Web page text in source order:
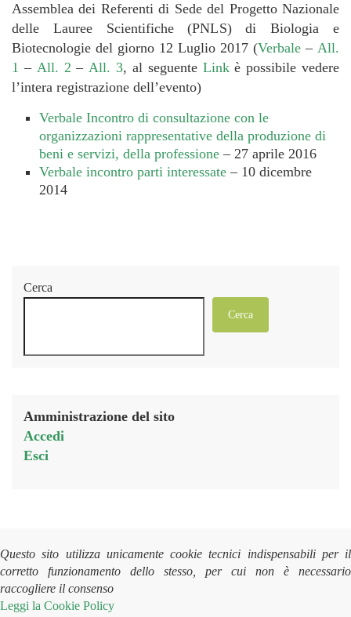
Assemblea dei Referenti di Sede del Progetto Nazionale
delle Lauree Scientifiche (PNLS) di Biologia e
Biotecnologie del giorno 12 Luglio 2017 (Verbale – All.
1 – All. 2 –All. 3, al seguenteLinkè possibile vedere
l’intera registrazione dell’evento)
Verbale Incontro di consultazione con le
organizzazioni rappresentative della produzione di
beni e servizi, della professione – 27 aprile 2016
Verbale incontro parti interessate – 10 dicembre
2014
Cerca
Cerca
Amministrazione del sito
Accedi
Esci
Questo sito utilizza unicamente cookie tecnici indispensabili per il
corretto funzionamento dello stesso, per cui non è necessario
raccogliere il consenso
Leggi la Cookie Policy